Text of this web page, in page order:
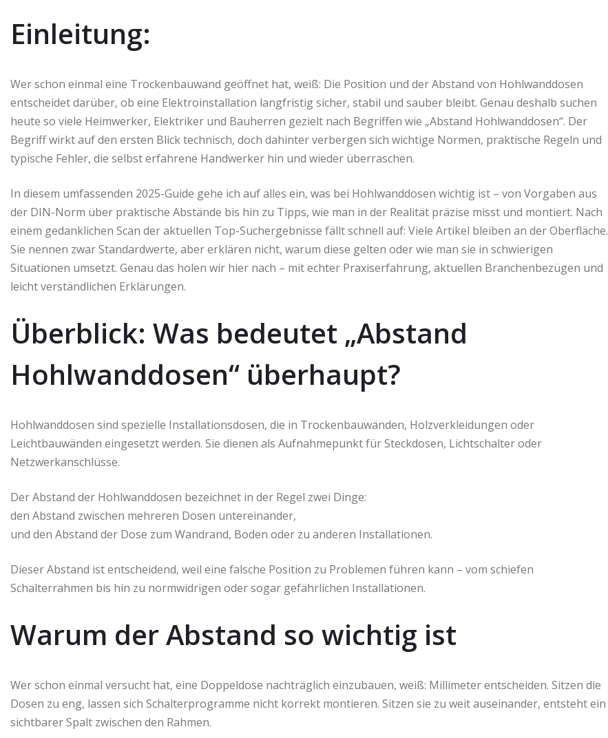
Einleitung:
Wer schon einmal eine Trockenbauwand geöffnet hat, weiß: Die Position und der Abstand von Hohlwanddosen
entscheidet darüber, ob eine Elektroinstallation langfristig sicher, stabil und sauber bleibt. Genau deshalb suchen
heute so viele Heimwerker, Elektriker und Bauherren gezielt nach Begriffen wie „Abstand Hohlwanddosen“. Der
Begriff wirkt auf den ersten Blick technisch, doch dahinter verbergen sich wichtige Normen, praktische Regeln und
typische Fehler, die selbst erfahrene Handwerker hin und wieder überraschen.
In diesem umfassenden 2025-Guide gehe ich auf alles ein, was bei Hohlwanddosen wichtig ist – von Vorgaben aus
der DIN-Norm über praktische Abstände bis hin zu Tipps, wie man in der Realität präzise misst und montiert. Nach
einem gedanklichen Scan der aktuellen Top-Suchergebnisse fällt schnell auf: Viele Artikel bleiben an der Oberfläche.
Sie nennen zwar Standardwerte, aber erklären nicht, warum diese gelten oder wie man sie in schwierigen
Situationen umsetzt. Genau das holen wir hier nach – mit echter Praxiserfahrung, aktuellen Branchenbezügen und
leicht verständlichen Erklärungen.
Überblick: Was bedeutet „Abstand
Hohlwanddosen“ überhaupt?
Hohlwanddosen sind spezielle Installationsdosen, die in Trockenbauwänden, Holzverkleidungen oder
Leichtbauwänden eingesetzt werden. Sie dienen als Aufnahmepunkt für Steckdosen, Lichtschalter oder
Netzwerkanschlüsse.
Der Abstand der Hohlwanddosen bezeichnet in der Regel zwei Dinge:
den Abstand zwischen mehreren Dosen untereinander,
und den Abstand der Dose zum Wandrand, Boden oder zu anderen Installationen.
Dieser Abstand ist entscheidend, weil eine falsche Position zu Problemen führen kann – vom schiefen
Schalterrahmen bis hin zu normwidrigen oder sogar gefährlichen Installationen.
Warum der Abstand so wichtig ist
Wer schon einmal versucht hat, eine Doppeldose nachträglich einzubauen, weiß: Millimeter entscheiden. Sitzen die
Dosen zu eng, lassen sich Schalterprogramme nicht korrekt montieren. Sitzen sie zu weit auseinander, entsteht ein
sichtbarer Spalt zwischen den Rahmen.